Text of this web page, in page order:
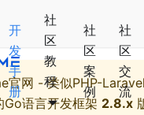
开
发
手
册
社
区
教
程
社
区
案
例
社
区
交
流
官网 - 类似PHP-
语言开发框架 2.8.x